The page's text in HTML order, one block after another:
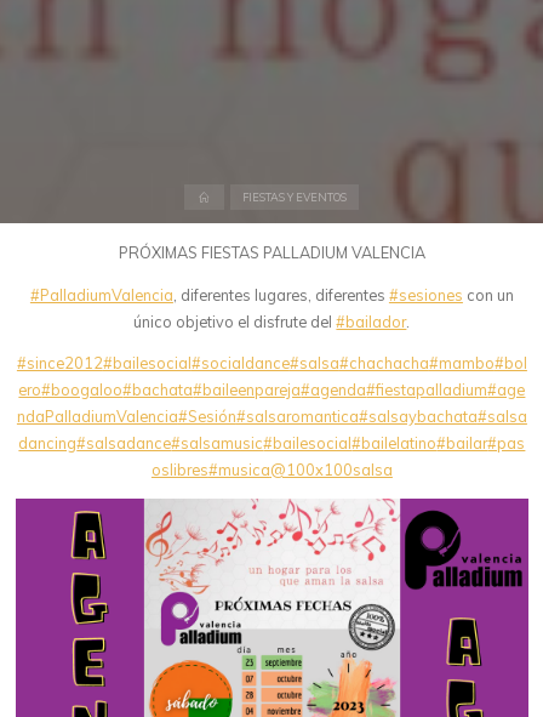
FIESTAS Y EVENTOS
PRÓXIMAS FIESTAS PALLADIUM VALENCIA
#PalladiumValencia , diferentes lugares, diferentes #sesiones con un
único objetivo el disfrute del #bailador.
#since2012#bailesocial#socialdance#salsa#chachacha#mambo#bol
ero#boogaloo#bachata#baileenpareja#agenda#fiestapalladium#age
ndaPalladiumValencia#Sesión#salsaromantica#salsaybachata#salsa
dancing#salsadance#salsamusic#bailesocial#bailelatino#bailar#pas
oslibres#musica@100x100salsa